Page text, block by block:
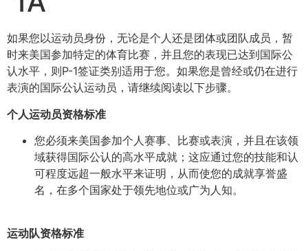
如果您以运动员身份，无论是个人还是团体或团队成员，暂
时来美国参加特定的体育比赛，并且您的表现已达到国际公
认水平，则P-1签证类别适用于您。如果您是曾经或仍在进行
表演的国际公认运动员，请继续阅读以下步骤。
个人运动员资格标准
您必须来美国参加个人赛事、比赛或表演，并且在该领
域获得国际公认的高水平成就；这应通过您的技能和认
可程度远超一般水平来证明，从而使您的成就享誉盛
名，在多个国家处于领先地位或广为人知。
运动队资格标准